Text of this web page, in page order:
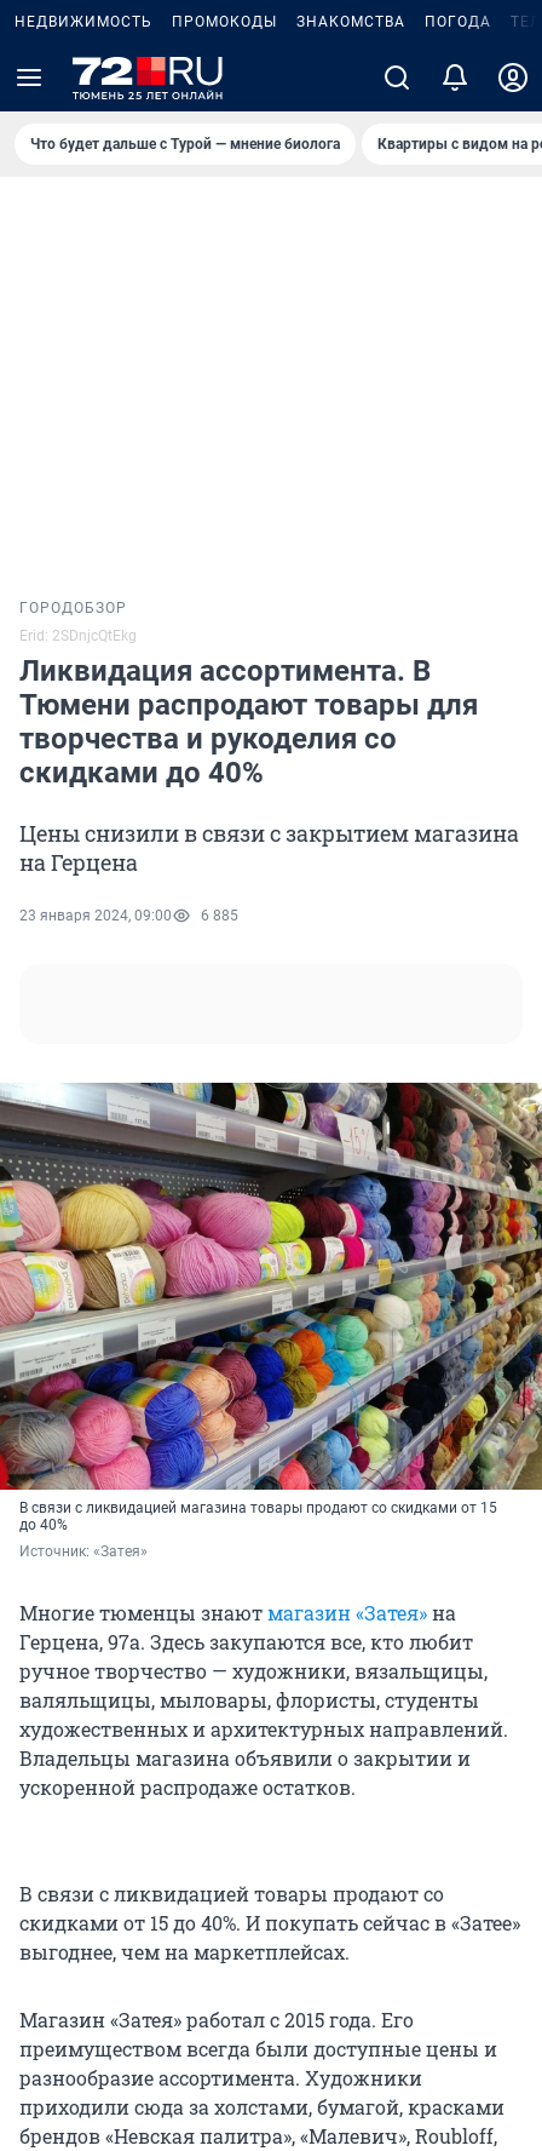
НЕДВИЖИМОСТЬ ПРОМОКОДЫ ЗНАКОМСТВА ПОГОДА
Что будет дальше с Турой — мнение биолога Квартиры с видом на
ГОРОДОБЗОР
Erid: 2SDnjcQtEkg
Ликвидация ассортимента. В
Тюмени распродают товары для
творчества и рукоделия со
скидками до 40%
Цены снизили в связи с закрытием магазина
на Герцена
23 января 2024, 09:00 6 885
В связи с ликвидацией магазина товары продают со скидками от 15
до 40%
Источник: «Затея»
Многие тюменцы знаютмагазин «Затея»на
Герцена, 97а. Здесь закупаются все, кто любит
ручное творчество — художники, вязальщицы,
валяльщицы, мыловары, флористы, студенты
художественных и архитектурных направлений.
Владельцы магазина объявили о закрытии и
ускоренной распродаже остатков.
В связи с ликвидацией товары продают со
скидками от 15 до 40%. И покупать сейчас в «Затее»
выгоднее, чем на маркетплейсах.
Магазин «Затея» работал с 2015 года. Его
преимуществом всегда были доступные цены и
разнообразие ассортимента. Художники
приходили сюда за холстами, бумагой, красками
брендов «Невская палитра», «Малевич», Roubloff,